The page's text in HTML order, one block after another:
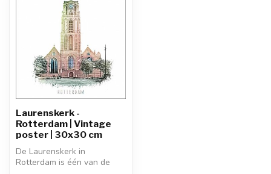
Laurenskerk -
Rotterdam | Vintage
poster | 30x30 cm
De Laurenskerk in
Rotterdam is één van de